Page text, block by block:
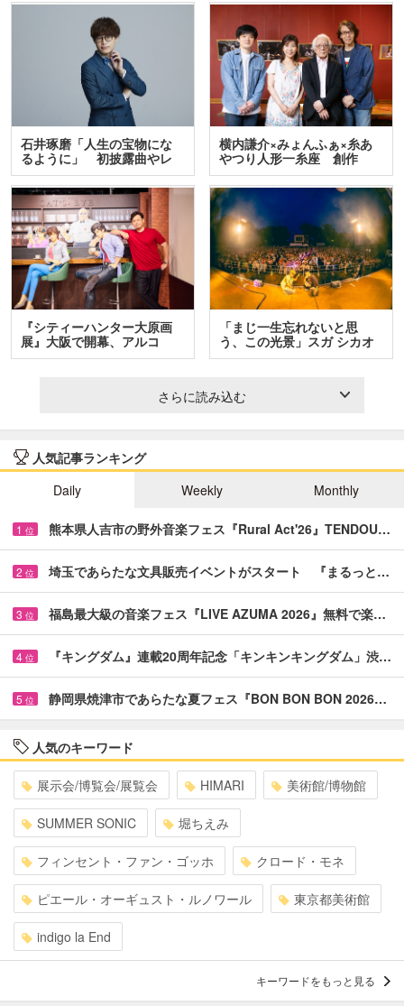
石井琢磨「人生の宝物にな
るように」 初披露曲やレ
ア…
横内謙介×みょんふぁ×糸あ
やつり人形一糸座 創作
人…
『シティーハンター大原画
展』大阪で開幕、アルコ
＆…
「まじ一生忘れないと思
う、この光景」スガ シカオ
と…
さらに読み込む
人気記事ランキング
Daily
Weekly Monthly
1 位 熊本県人吉市の野外音楽フェス『Rural Act'26』TENDOU…
2 位 埼玉であらたな文具販売イベントがスタート 『まるっと…
3 位 福島最大級の音楽フェス『LIVE AZUMA 2026』無料で楽…
4 位 『キングダム』連載20周年記念「キンキンキングダム」渋…
5 位 静岡県焼津市であらたな夏フェス『BON BON BON 2026…
人気のキーワード
展示会/博覧会/展覧会 HIMARI 美術館/博物館
SUMMER SONIC 堀ちえみ
フィンセント・ファン・ゴッホ クロード・モネ
ピエール・オーギュスト・ルノワール 東京都美術館
indigo la End
キーワードをもっと見る